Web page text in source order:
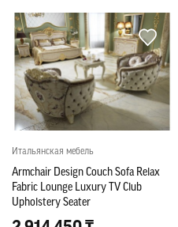
Итальянская мебель
Armchair Design Couch Sofa Relax
Fabric Lounge Luxury TV Club
Upholstery Seater